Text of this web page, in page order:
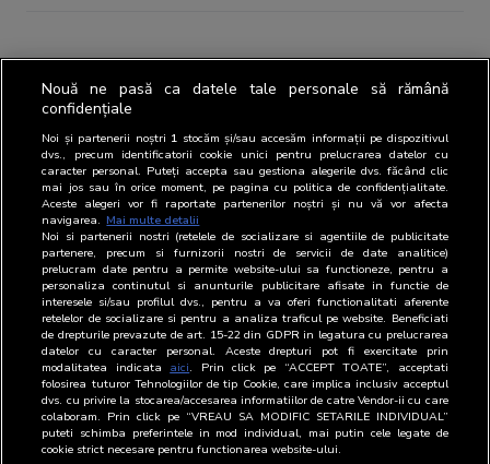
Contact person regarding BRAT
Representatives Name Position Email Phone
BRAT
Adrian
Motirlichie
Country
Manager
Nouă ne pasă ca datele tale personale să rămână
confidențiale
Noi și partenerii noștri 1 stocăm și/sau accesăm informații pe dispozitivul
dvs., precum identificatorii cookie unici pentru prelucrarea datelor cu
caracter personal. Puteți accepta sau gestiona alegerile dvs. făcând clic
mai jos sau în orice moment, pe pagina cu politica de confidențialitate.
Aceste alegeri vor fi raportate partenerilor noștri și nu vă vor afecta
navigarea. Mai multe detalii
Noi si partenerii nostri (retelele de socializare si agentiile de publicitate
partenere, precum si furnizorii nostri de servicii de date analitice)
prelucram date pentru a permite website-ului sa functioneze, pentru a
personaliza continutul si anunturile publicitare afisate in functie de
interesele si/sau profilul dvs., pentru a va oferi functionalitati aferente
retelelor de socializare si pentru a analiza traficul pe website. Beneficiati
de drepturile prevazute de art. 15-22 din GDPR in legatura cu prelucrarea
datelor cu caracter personal. Aceste drepturi pot fi exercitate prin
modalitatea indicata aici. Prin click pe “ACCEPT TOATE”, acceptati
folosirea tuturor Tehnologiilor de tip Cookie, care implica inclusiv acceptul
dvs. cu privire la stocarea/accesarea informatiilor de catre Vendor-ii cu care
colaboram. Prin click pe “VREAU SA MODIFIC SETARILE INDIVIDUAL”
puteti schimba preferintele in mod individual, mai putin cele legate de
cookie strict necesare pentru functionarea website-ului.